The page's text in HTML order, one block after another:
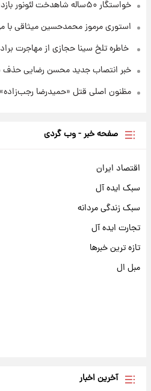
خواستگار ۵۰ساله شاهدخت لئونور بازداشت شد
استوری مرموز محمدحسین میثاقی با
خاطره تلخ سینا حجازی از مهاجرت
خبر انتصاب جدید محسن رضایی حذف
مظنون اصلی قتل «حمیدرضا رجب‌زاده»
صفحه خبر - وب گردی
اقتصاد ایران
سبک ایده آل
سبک زندگی مردانه
تجارت ایده آل
تازه ترین خبرها
مبل ال
آخرین اخبار